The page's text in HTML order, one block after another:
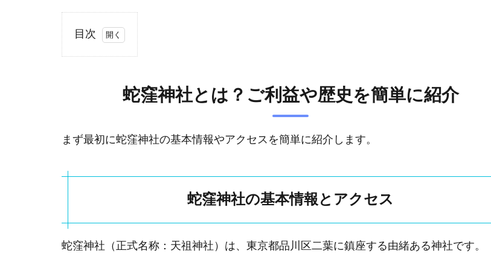
目次
1
益や
1.1
神社
蛇窪神社とは？ご利益や歴史を簡単に紹介
まず最初に蛇窪神社の基本情報やアクセスを簡単に紹介します。
蛇窪神社の基本情報とアクセス
蛇窪神社（正式名称：天祖神社）は、東京都品川区二葉に鎮座する由緒ある神社です。